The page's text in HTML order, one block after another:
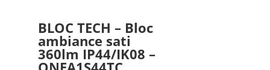
BLOC TECH – Bloc
ambiance sati
360lm IP44/IK08 –